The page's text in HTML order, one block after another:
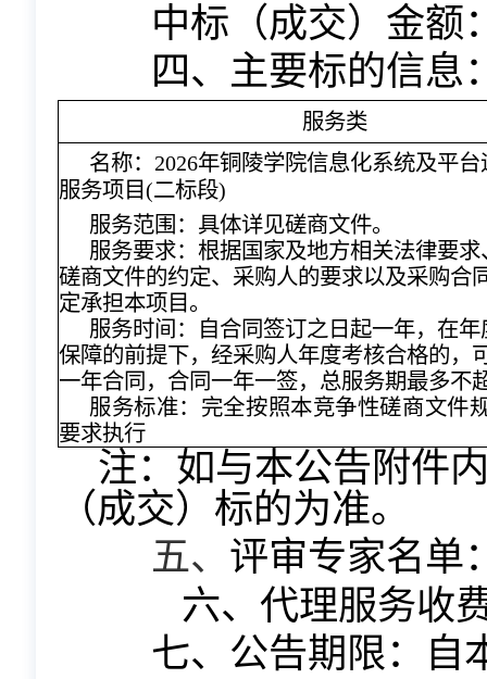
中标（成交）金额
四、主要标的信息
服务类
名称： 2026年铜陵学院信息化系统及平
服务项目(二标段)
服务范围：具体详见磋商文件。
服务要求：根据国家及地方相关法律要求
磋商文件的约定、采购人的要求以及采购合
定承担本项目。
服务时间：自合同签订之日起一年，在年
保障的前提下，经采购人年度考核合格的，
一年合同，合同一年一签，总服务期最多不
服务标准：完全按照本竞争性磋商文件
要求执行
注：如与本公告附件
（成交）标的为准。
五、 评审专家名单
六、代理服务收
七、公告期限：
自